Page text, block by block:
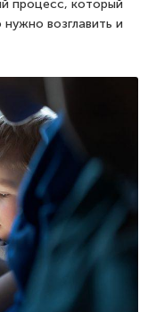
процесс, который
возглавить и